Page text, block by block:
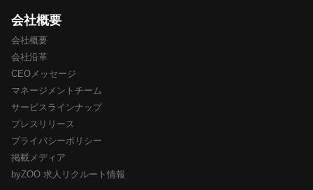
会社概要
会社概要
会社沿革
CEOメッセージ
マネージメントチーム
サービスラインナップ
プレスリリース
プライバシーポリシー
掲載メディア
byZOO 求人リクルート情報